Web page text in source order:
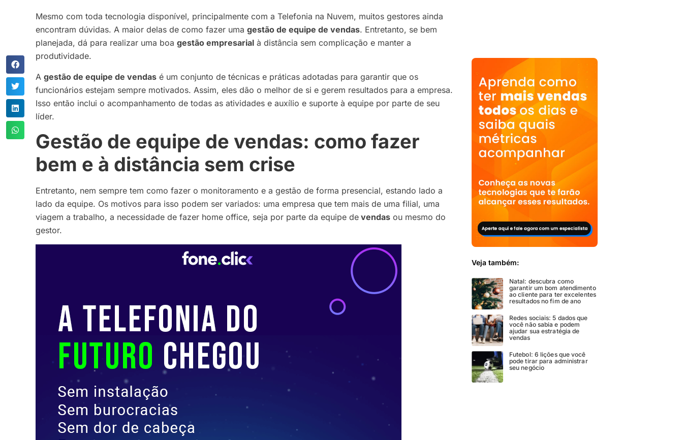
Mesmo com toda tecnologia disponível, principalmente com a Telefonia na Nuvem, muitos gestores ainda
encontram dúvidas. A maior delas de como fazer uma gestão de equipe de vendas. Entretanto, se bem
planejada, dá para realizar uma boa gestão empresarial à distância sem complicação e manter a
produtividade.
A gestão de equipe de vendas é um conjunto de técnicas e práticas adotadas para garantir que os
funcionários estejam sempre motivados. Assim, eles dão o melhor de si e gerem resultados para a empresa.
Isso então inclui o acompanhamento de todas as atividades e auxílio e suporte à equipe por parte de seu
líder.
Gestão de equipe de vendas: como fazer
bem e à distância sem crise
Entretanto, nem sempre tem como fazer o monitoramento e a gestão de forma presencial, estando lado a
lado da equipe. Os motivos para isso podem ser variados: uma empresa que tem mais de uma filial, uma
viagem a trabalho, a necessidade de fazer home office, seja por parte da equipe de vendas ou mesmo do
gestor.
Veja também:
Natal: descubra como
garantir um bom atendimento
ao cliente para ter excelentes
resultados no fim de ano
Redes sociais: 5 dados que
você não sabia e podem
ajudar sua estratégia de
vendas
Futebol: 6 lições que você
pode tirar para administrar
seu negócio